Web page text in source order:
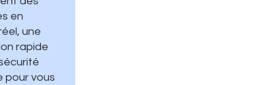
en
une
rapide
pour vous